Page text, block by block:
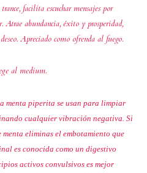
facilita escuchar mensajes por
abundancia, éxito y prosperidad,
Apreciado como ofrenda al fuego.
al medium.
menta piperita se usan para limpiar
cualquier vibración negativa. Si
eliminas el embotamiento que
es conocida como un digestivo
activos convulsivos es mejor